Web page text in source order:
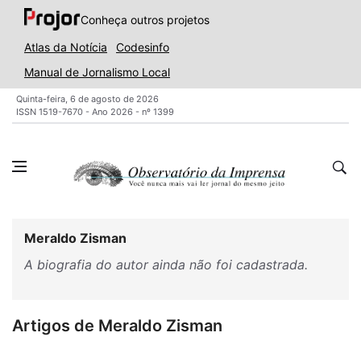
Conheça outros projetos
Atlas da Notícia
Codesinfo
Manual de Jornalismo Local
Quinta-feira, 6 de agosto de 2026
ISSN 1519-7670 - Ano 2026 - nº 1399
Meraldo Zisman
A biografia do autor ainda não foi cadastrada.
Artigos de Meraldo Zisman